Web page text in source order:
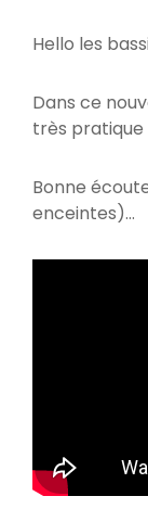
Hello les
Dans ce
très pratique
Bonne
enceintes)…